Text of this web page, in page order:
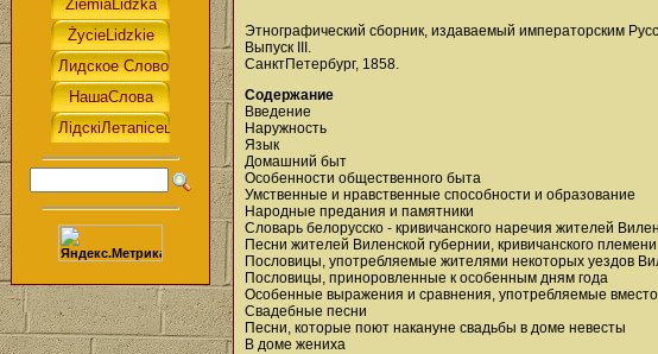
Этнографический сборник, издаваемый императорским
Выпуск ІІІ.
СанктПетербург, 1858.
Содержание
Введение
Наружность
Язык
Домашний быт
Особенности общественного быта
Умственные и нравственные способности и образование
Народные предания и памятники
Словарь белорусско - кривичанского наречия жителей
Песни жителей Виленской губернии, кривичанского племени
Пословицы, употребляемые жителями некоторых уездов
Пословицы, приноровленные к особенным дням года
Особенные выражения и сравнения, употребляемые
Свадебные песни
Песни, которые поют накануне свадьбы в доме невесты
В доме жениха